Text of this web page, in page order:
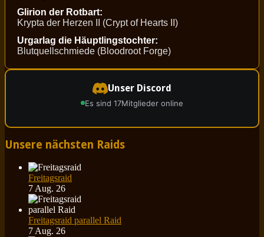
Glirion der Rotbart:
Krypta der Herzen II (Crypt of Hearts II)
Urgarlag die Häuptlingstochter:
Blutquellschmiede (Bloodroot Forge)
Unser Discord
Es sind 17Mitglieder online
Unsere nächsten Raids
Freitagsraid
7 Aug. 26
Freitagsraid parallel Raid
7 Aug. 26